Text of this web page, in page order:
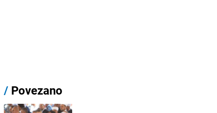
/ Povezano